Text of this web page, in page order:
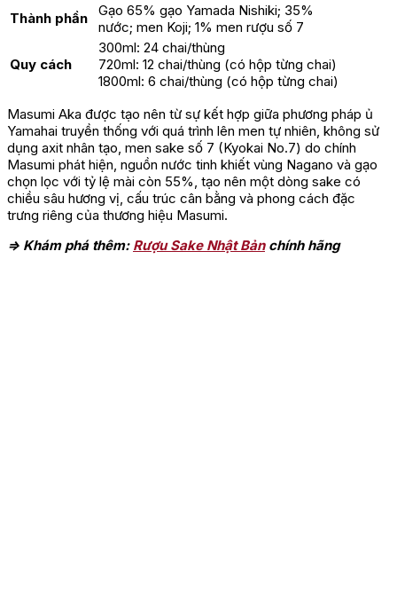
Thành phần
Gạo 65% gạo Yamada Nishiki; 35%
nước; men Koji; 1% men rượu số 7
Quy cách
300ml: 24 chai/thùng
720ml: 12 chai/thùng (có hộp từng chai)
1800ml: 6 chai/thùng (có hộp từng chai)
Masumi Aka được tạo nên từ sự kết hợp giữa phương pháp ủ
Yamahai truyền thống với quá trình lên men tự nhiên, không sử
dụng axit nhân tạo, men sake số 7 (Kyokai No.7) do chính
Masumi phát hiện, nguồn nước tinh khiết vùng Nagano và gạo
chọn lọc với tỷ lệ mài còn 55%, tạo nên một dòng sake có
chiều sâu hương vị, cấu trúc cân bằng và phong cách đặc
trưng riêng của thương hiệu Masumi.
=> Khám phá thêm: Rượu Sake Nhật Bảnchính hãng